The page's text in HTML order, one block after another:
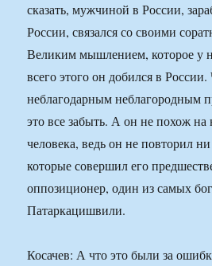
сказать, мужчиной в России,
России, связался со своими
Великим мышлением, которое у
всего этого он добился в
неблагодарным неблагородным
это все забыть. А он не похож на
человека, ведь он не повторил
которые совершил его
оппозиционер, один из самых
Патаркацишвили.
Косачев: А что это были за